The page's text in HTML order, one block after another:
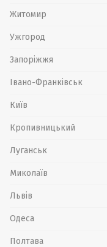
Житомир
Ужгород
Запоріжжя
Івано-Франківськ
Київ
Кропивницький
Луганськ
Миколаїв
Львів
Одеса
Полтава